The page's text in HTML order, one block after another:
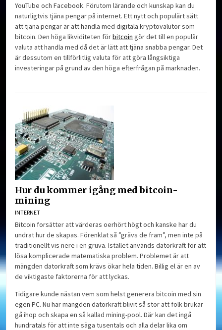
YouTube och Facebook. Förutom lärande och kunskap kan du
naturligtvis tjäna pengar på internet. Ett nytt och populärt sätt
att tjäna pengar är att handla med digitala kryptovalutor som
bitcoin. Den höga likviditeten förbitcoin gör det till en populär
valuta att handla med då det är lätt att tjäna snabba pengar. Det
är dessutom en tillförlitlig valuta för att göra långsiktiga
investeringar på grund av den höga efterfrågan på marknaden.
Hur du kommer igång med bitcoin-
mining
INTERNET
Bitcoin forsätter att värderas oerhört högt och kanske har du
undrat hur de skapas. Förenklat så ”grävs de fram”, men inte på
traditionellt vis nere i en gruva. Istället används datorkraft för att
lösa komplicerade matematiska problem. Problemet är att
mängden datorkraft som krävs ökar hela tiden. Billig el är en av
de viktigaste faktorerna för att lyckas.
Tidigare kunde nästan vem som helst generera bitcoin med sin
egen PC. Nu har mängden datorkraft blivit så stor att folk brukar
gå ihop och skapa en så kallad mining-pool. Där kan det ingå
hundratals för att inte säga tusentals och alla delar lika om